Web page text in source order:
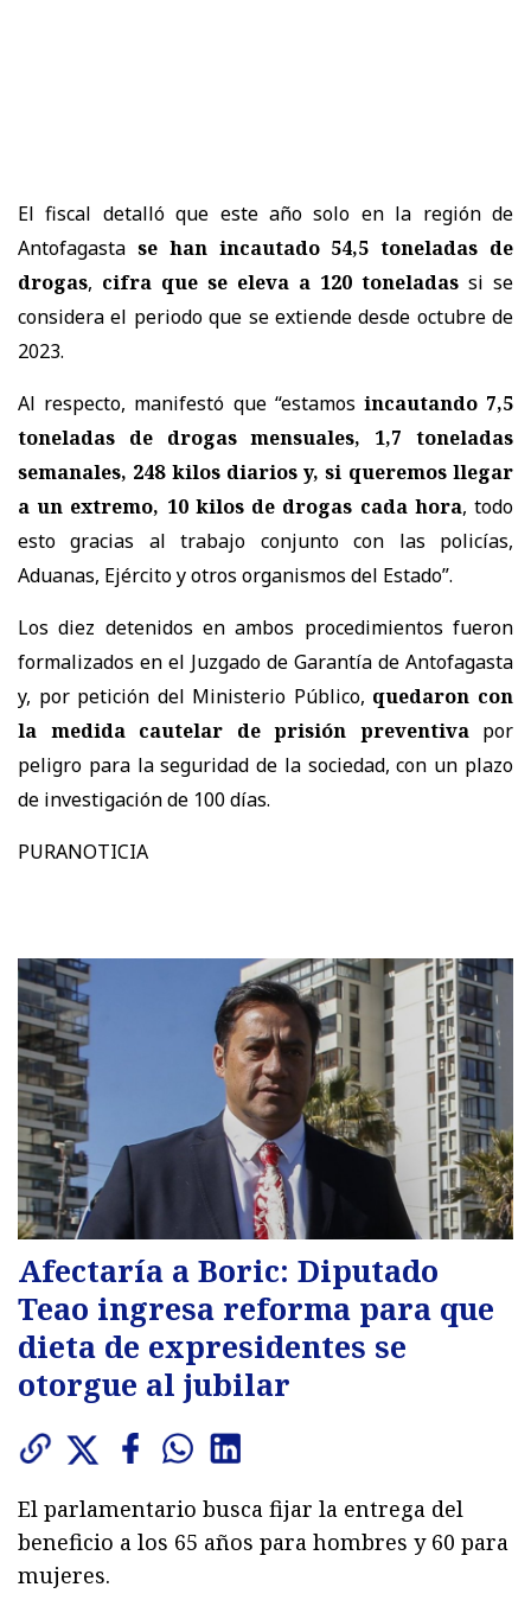
El fiscal detalló que este año solo en la región de
Antofagasta se han incautado 54,5 toneladas de
drogas, cifra que se eleva a 120 toneladas si se
considera el periodo que se extiende desde octubre de
2023.
Al respecto, manifestó que “estamos incautando 7,5
toneladas de drogas mensuales, 1,7 toneladas
semanales, 248 kilos diarios y, si queremos llegar
a un extremo, 10 kilos de drogas cada hora, todo
esto gracias al trabajo conjunto con las policías,
Aduanas, Ejército y otros organismos del Estado”.
Los diez detenidos en ambos procedimientos fueron
formalizados en el Juzgado de Garantía de Antofagasta
y, por petición del Ministerio Público, quedaron con
la medida cautelar de prisión preventivapor
peligro para la seguridad de la sociedad, con un plazo
de investigación de 100 días.
PURANOTICIA
Afectaría a Boric: Diputado
Teao ingresa reforma para que
dieta de expresidentes se
otorgue al jubilar
El parlamentario busca fijar la entrega del
beneficio a los 65 años para hombres y 60 para
mujeres.